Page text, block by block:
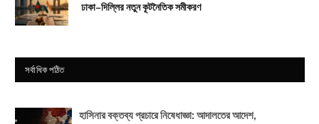
ঢাকা–দিল্লির নতুন কূটনৈতিক সমীকরণ
সর্বাধিক পঠিত
হাসিনার বক্তব্য প্রচারে নিষেধাজ্ঞা: আদালতের আদেশ,